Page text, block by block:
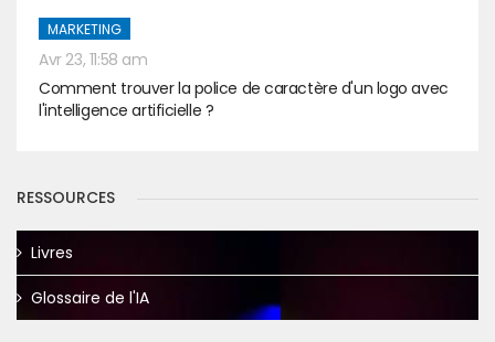
MARKETING
Avr 23, 11:58 am
Comment trouver la police de caractère d'un logo avec
l'intelligence artificielle ?
RESSOURCES
Livres
Glossaire de l'IA